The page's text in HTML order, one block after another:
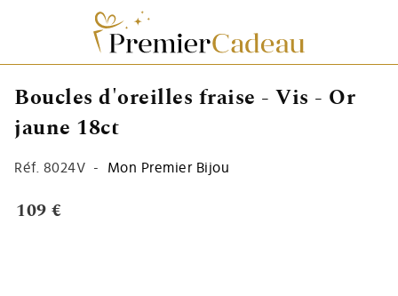
Boucles d'oreilles fraise - Vis - Or
jaune 18ct
Réf. 8024V - Mon Premier Bijou
109 €